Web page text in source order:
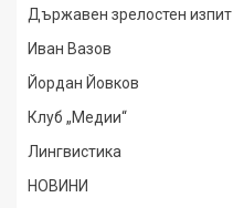
Държавен зрелостен изпит
Иван Вазов
Йордан Йовков
Клуб „Медии“
Лингвистика
НОВИНИ